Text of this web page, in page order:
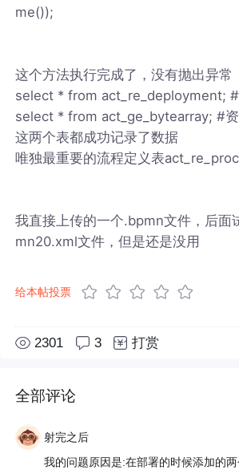
me());
这个方法执行完成了，没有抛出异常
select * from act_re_deployment; #
select * from act_ge_bytearray; #
这两个表都成功记录了数据
唯独最重要的流程定义表
我直接上传的一个.bpmn文件，后面
mn20.xml文件，但是还是没用
给本帖投票
2301 3 打赏
全部评论
射完之后
我的问题原因是:在部署的时候添加的